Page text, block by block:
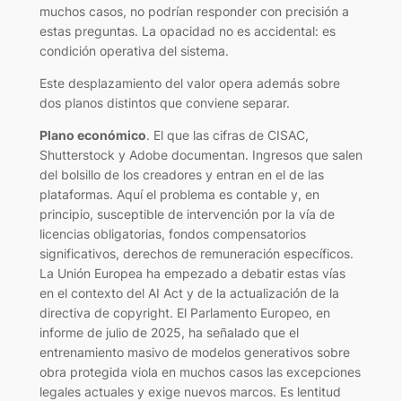
muchos casos, no podrían responder con precisión a
estas preguntas. La opacidad no es accidental: es
condición operativa del sistema.
Este desplazamiento del valor opera además sobre
dos planos distintos que conviene separar.
Plano económico. El que las cifras de CISAC,
Shutterstock y Adobe documentan. Ingresos que salen
del bolsillo de los creadores y entran en el de las
plataformas. Aquí el problema es contable y, en
principio, susceptible de intervención por la vía de
licencias obligatorias, fondos compensatorios
significativos, derechos de remuneración específicos.
La Unión Europea ha empezado a debatir estas vías
en el contexto del AI Act y de la actualización de la
directiva de copyright. El Parlamento Europeo, en
informe de julio de 2025, ha señalado que el
entrenamiento masivo de modelos generativos sobre
obra protegida viola en muchos casos las excepciones
legales actuales y exige nuevos marcos. Es lentitud